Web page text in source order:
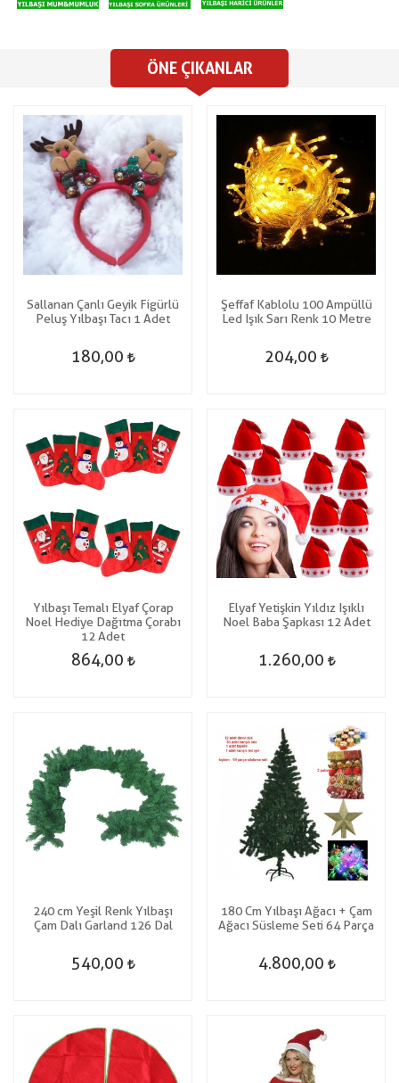
ÖNE ÇIKANLAR
Sallanan Çanlı Geyik Figürlü
Peluş Yılbaşı Tacı 1 Adet
180,00
Şeffaf Kablolu 100 Ampüllü
Led Işık Sarı Renk 10 Metre
204,00
Yılbaşı Temalı Elyaf Çorap
Noel Hediye Dağıtma Çorabı
12 Adet
864,00
Elyaf Yetişkin Yıldız Işıklı
Noel Baba Şapkası 12 Adet
1.260,00
240 cm Yeşil Renk Yılbaşı
Çam Dalı Garland 126 Dal
540,00
180 Cm Yılbaşı Ağacı + Çam
Ağacı Süsleme Seti 64 Parça
4.800,00